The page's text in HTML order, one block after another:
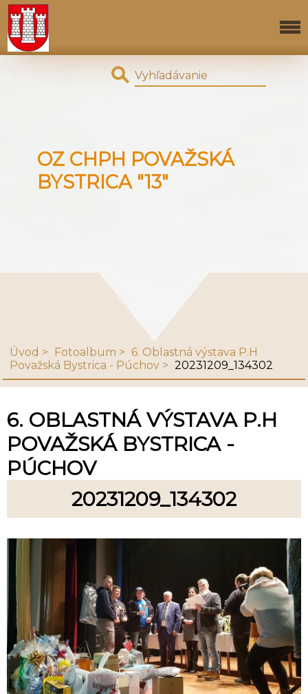
OZ CHPH POVAŽSKÁ
BYSTRICA "13"
Úvod Fotoalbum
6. Oblastná výstava P.H
Považská Bystrica - Púchov
20231209_134302
6. OBLASTNÁ VÝSTAVA P.H
POVAŽSKÁ BYSTRICA -
PÚCHOV
20231209_134302